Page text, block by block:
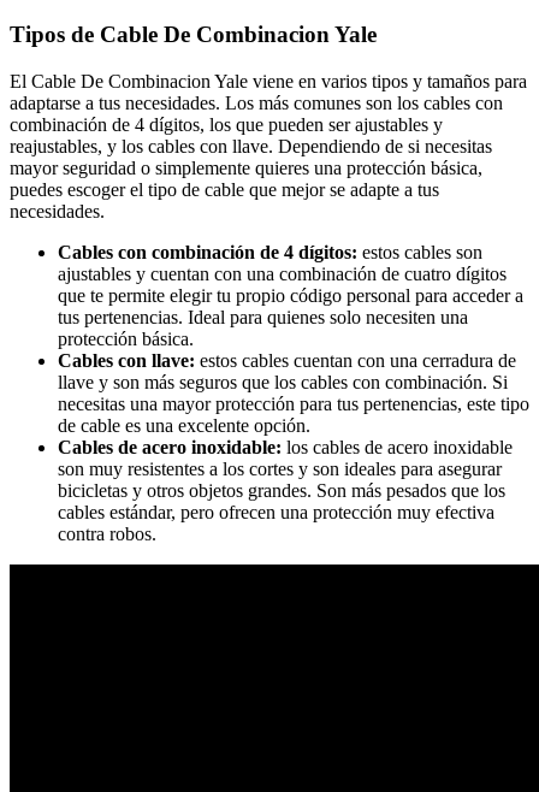
Tipos de Cable De Combinacion Yale
El Cable De Combinacion Yale viene en varios tipos y tamaños para
adaptarse a tus necesidades. Los más comunes son los cables con
combinación de 4 dígitos, los que pueden ser ajustables y
reajustables, y los cables con llave. Dependiendo de si necesitas
mayor seguridad o simplemente quieres una protección básica,
puedes escoger el tipo de cable que mejor se adapte a tus
necesidades.
Cables con combinación de 4 dígitos: estos cables son
ajustables y cuentan con una combinación de cuatro dígitos
que te permite elegir tu propio código personal para acceder a
tus pertenencias. Ideal para quienes solo necesiten una
protección básica.
Cables con llave: estos cables cuentan con una cerradura de
llave y son más seguros que los cables con combinación. Si
necesitas una mayor protección para tus pertenencias, este tipo
de cable es una excelente opción.
Cables de acero inoxidable: los cables de acero inoxidable
son muy resistentes a los cortes y son ideales para asegurar
bicicletas y otros objetos grandes. Son más pesados que los
cables estándar, pero ofrecen una protección muy efectiva
contra robos.